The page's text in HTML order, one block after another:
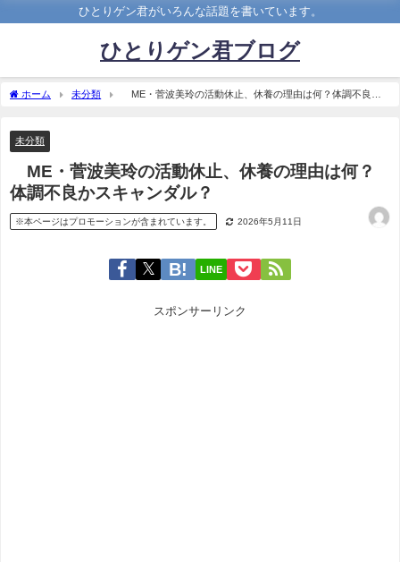
ひとりゲン君がいろんな話題を書いています。
ひとりゲン君ブログ
ホーム 未分類
≠ME・菅波美玲の活動休止、休養の理由は何？体調不良か
未分類
≠ME・菅波美玲の活動休止、休養の理由は何？
体調不良かスキャンダル？
※本ページはプロモーションが含まれています。 2026年5月11日
LINE
スポンサーリンク